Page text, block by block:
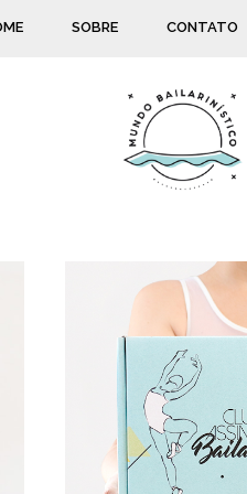
SOBRE CONTATO